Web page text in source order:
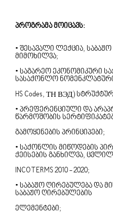
Პროგრამა Მოიცავს:
• Შესავალი Ლექცია,
Მიმოხილვა;
• Საგარეო Ეკონომიკური
Სასაქონლო
HS Codes, ТН ВЭД)
• Პრეფერენციული Და
Წარმოშობის
Გამოყენების Პრინციპები;
• Საქონლის Მიწოდების
Ქეისების Განხილვა,
INCOTERMS 2010 - 2020;
• Საბაჟო Ღირებულება Და
Საბაჟო Ღირებულების
Ელემენტები;